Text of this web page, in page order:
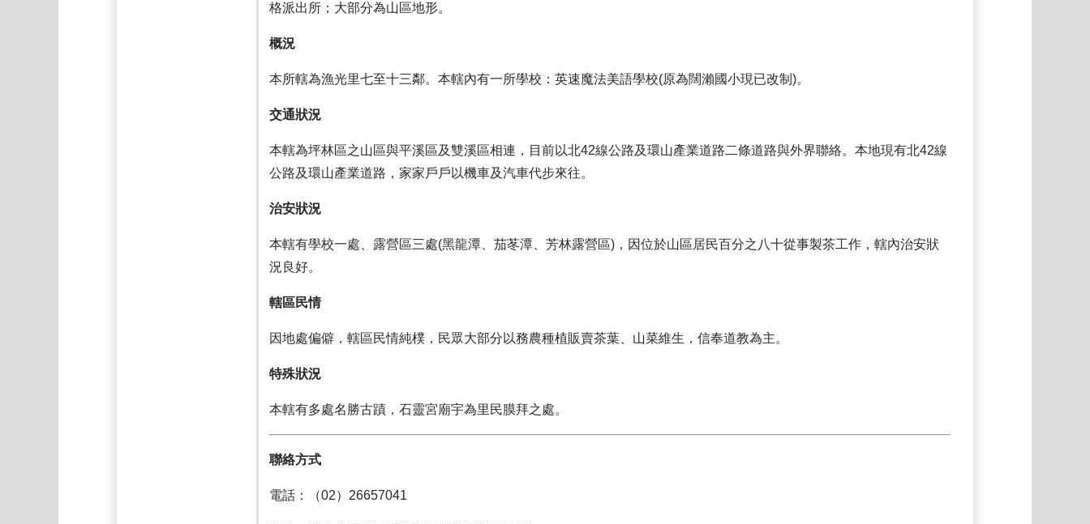
格派出所；大部分為山區地形。
概況
本所轄為漁光里七至十三鄰。本轄內有一所學校：英速魔法美語學校(原為闊瀨國小現已改制)。
交通狀況
本轄為坪林區之山區與平溪區及雙溪區相連，目前以北42線公路及環山產業道路二條道路與外界聯絡。本地現有北42線
公路及環山產業道路，家家戶戶以機車及汽車代步來往。
治安狀況
本轄有學校一處、露營區三處(黑龍潭、茄苳潭、芳林露營區)，因位於山區居民百分之八十從事製茶工作，轄內治安狀
況良好。
轄區民情
因地處偏僻，轄區民情純樸，民眾大部分以務農種植販賣茶葉、山菜維生，信奉道教為主。
特殊狀況
本轄有多處名勝古蹟，石靈宮廟宇為里民膜拜之處。
聯絡方式
電話：（02）26657041